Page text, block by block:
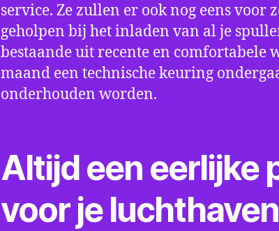
service. Ze zullen er ook nog eens voor
geholpen bij het inladen van al je
bestaande uit recente en comfortabele
maand een technische keuring
onderhouden worden.
Altijd een eerlijke
voor je